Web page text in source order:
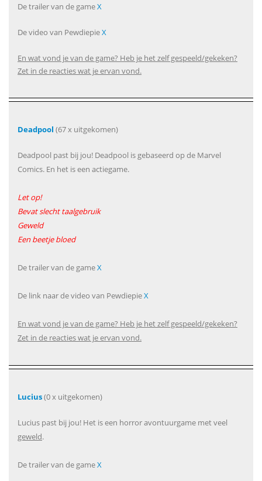
De trailer van de gameX
De video van PewdiepieX
En wat vond je van de game? Heb je het zelf gespeeld/gekeken?
Zet in de reacties wat je ervan vond.
Deadpool (67 x uitgekomen)
Deadpool past bij jou! Deadpool is gebaseerd op de Marvel
Comics. En het is een actiegame.
Let op!
Bevat slecht taalgebruik
Geweld
Een beetje bloed
De trailer van de gameX
De link naar de video van PewdiepieX
En wat vond je van de game? Heb je het zelf gespeeld/gekeken?
Zet in de reacties wat je ervan vond.
Lucius(0 x uitgekomen)
Lucius past bij jou! Het is een horror avontuurgame met veel
geweld.
De trailer van de gameX